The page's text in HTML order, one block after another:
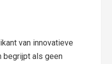
van innovatieve
begrijpt als geen